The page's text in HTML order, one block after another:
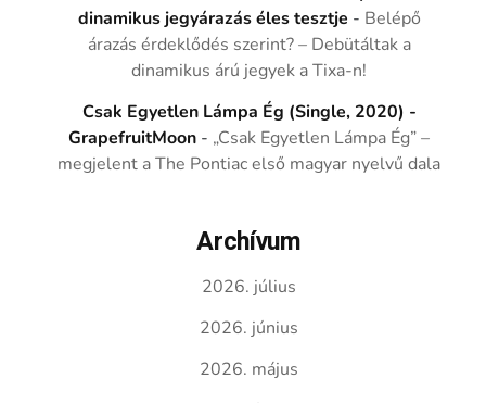
dinamikus jegyárazás éles tesztje - Belépő
árazás érdeklődés szerint? – Debütáltak a
dinamikus árú jegyek a Tixa-n!
Csak Egyetlen Lámpa Ég (Single, 2020) -
GrapefruitMoon - „Csak Egyetlen Lámpa Ég” –
megjelent a The Pontiac első magyar nyelvű dala
Archívum
2026. július
2026. június
2026. május